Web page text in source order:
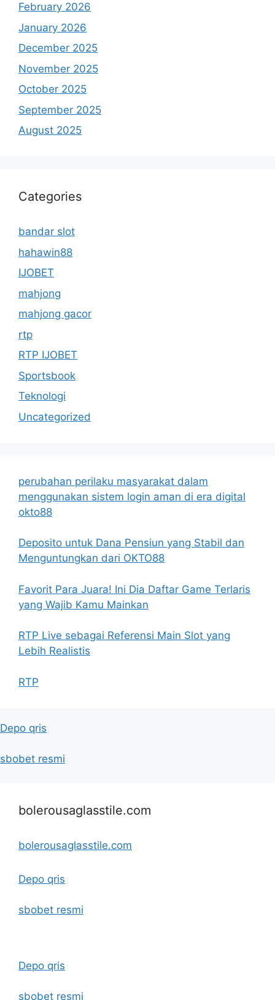
February 2026
January 2026
December 2025
November 2025
October 2025
September 2025
August 2025
Categories
bandar slot
hahawin88
IJOBET
mahjong
mahjong gacor
rtp
RTP IJOBET
Sportsbook
Teknologi
Uncategorized
perubahan perilaku masyarakat dalam
menggunakan sistem login aman di era digital
okto88
Deposito untuk Dana Pensiun yang Stabil dan
Menguntungkan dari OKTO88
Favorit Para Juara! Ini Dia Daftar Game Terlaris
yang Wajib Kamu Mainkan
RTP Live sebagai Referensi Main Slot yang
Lebih Realistis
RTP
Depo qris
sbobet resmi
bolerousaglasstile.com
bolerousaglasstile.com
Depo qris
sbobet resmi
Depo qris
sbobet resmi